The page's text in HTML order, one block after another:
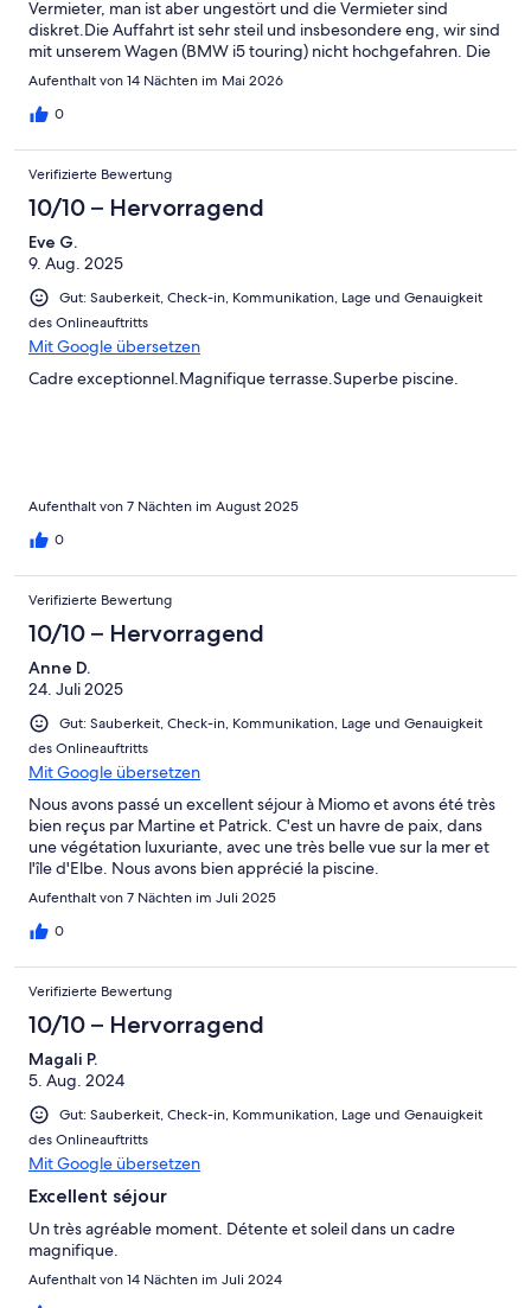
Vermieter, man ist aber ungestört und die Vermieter sind
diskret.Die Auffahrt ist sehr steil und insbesondere eng, wir sind
mit unserem Wagen (BMW i5 touring) nicht hochgefahren. Die
Vermieter haben uns das Gepäck und schwere Einkäufe
Aufenthalt von 14 Nächten im Mai 2026
0
Verifizierte Bewertung
10/10 – Hervorragend
Eve G.
9. Aug. 2025
Gut: Sauberkeit, Check-in, Kommunikation, Lage und Genauigkeit
des Onlineauftritts
Mit Google übersetzen
Cadre exceptionnel.Magnifique terrasse.Superbe piscine.
Aufenthalt von 7 Nächten im August 2025
0
Verifizierte Bewertung
10/10 – Hervorragend
Anne D.
24. Juli 2025
Gut: Sauberkeit, Check-in, Kommunikation, Lage und Genauigkeit
des Onlineauftritts
Mit Google übersetzen
Nous avons passé un excellent séjour à Miomo et avons été très
bien reçus par Martine et Patrick. C'est un havre de paix, dans
une végétation luxuriante, avec une très belle vue sur la mer et
l'île d'Elbe. Nous avons bien apprécié la piscine.
Aufenthalt von 7 Nächten im Juli 2025
0
Verifizierte Bewertung
10/10 – Hervorragend
Magali P.
5. Aug. 2024
Gut: Sauberkeit, Check-in, Kommunikation, Lage und Genauigkeit
des Onlineauftritts
Mit Google übersetzen
Excellent séjour
Un très agréable moment. Détente et soleil dans un cadre
magnifique.
Aufenthalt von 14 Nächten im Juli 2024